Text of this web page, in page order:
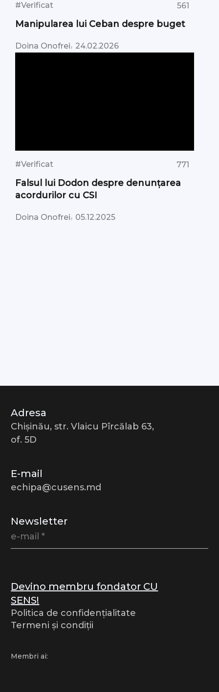
#Verificat 561
Manipularea lui Ceban despre buget
Doina Onofrei, 24.02.2026
#Verificat 771
Falsul lui Dodon despre denunțarea
acordurilor cu CSI
Doina Onofrei, 05.12.2025
Adresa
Chișinău, str. Vlaicu Pîrcălab 63,
of. 5D
E-mail
echipa@cusens.md
Newsletter
Devino membru fondator CU
SENS!
Politica de confidențialitate
Termeni și condiții
Membri ai: